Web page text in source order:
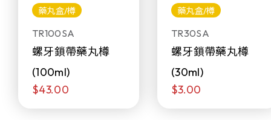
藥丸盒/樽
TR100SA
螺牙鎖帶藥丸樽
(100ml)
$43.00
藥丸盒/樽
TR30SA
螺牙鎖帶藥丸樽
(30ml)
$3.00